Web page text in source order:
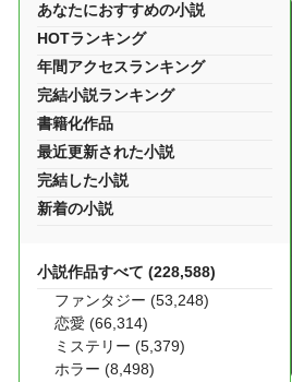
あなたにおすすめの小説
HOTランキング
年間アクセスランキング
完結小説ランキング
書籍化作品
最近更新された小説
完結した小説
新着の小説
小説作品すべて (228,588)
ファンタジー (53,248)
恋愛 (66,314)
ミステリー (5,379)
ホラー (8,498)